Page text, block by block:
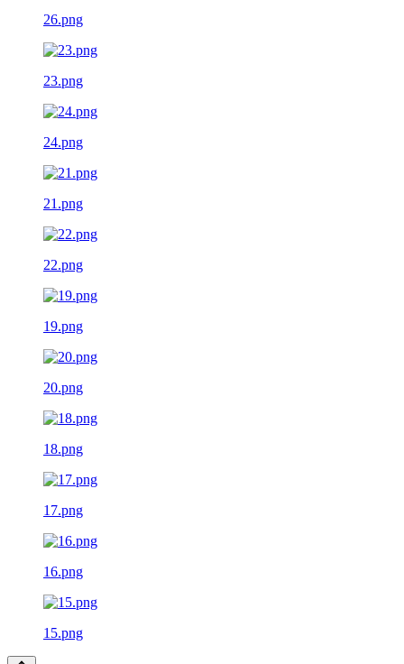
26.png
23.png
24.png
21.png
22.png
19.png
20.png
18.png
17.png
16.png
15.png